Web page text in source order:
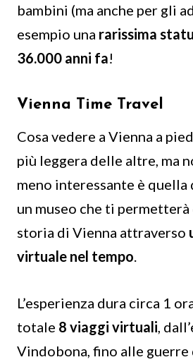
bambini (ma anche per gli
esempio una rarissima
36.000 anni fa!
Vienna Time Travel
Cosa vedere a Vienna a
più leggera delle altre, ma
meno interessante è quella
un museo che ti
storia di Vienna attraverso
virtuale nel tempo
L’esperienza dura circa 1
totale 8 viaggi virtuali ,
Vindobona, fino alle guerre